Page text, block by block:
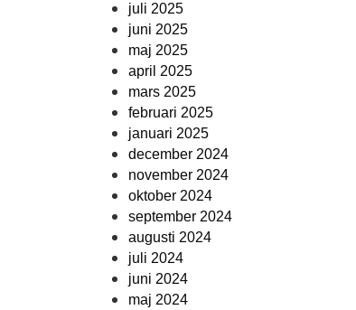
juli 2025
juni 2025
maj 2025
april 2025
mars 2025
februari 2025
januari 2025
december 2024
november 2024
oktober 2024
september 2024
augusti 2024
juli 2024
juni 2024
maj 2024